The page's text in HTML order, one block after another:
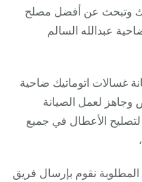
وتبحث عن أفضل مصلح
عبدالله السالم
غسالات اتوماتيك ضاحية
وجاهز لعمل الصيانة
الأعطال في جميع
نقوم بإرسال فريق